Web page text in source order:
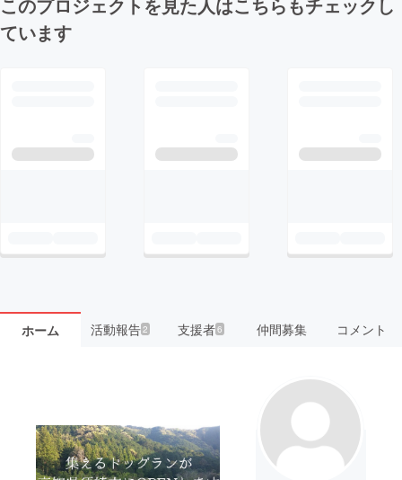
ています
ホーム 活動報告2 支援者6 仲間募集 コメント